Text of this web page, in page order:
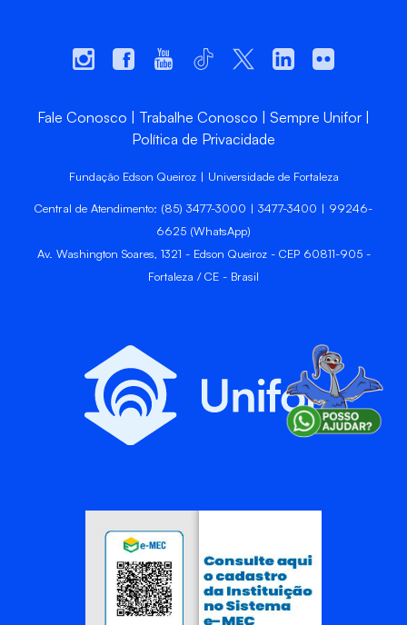
Fale Conosco Trabalhe Conosco
Sempre Unifor
Política de Privacidade
Fundação Edson Queiroz | Universidade de Fortaleza
Central de Atendimento: (85) 3477-3000 | 3477-3400 | 99246-
6625 (WhatsApp)
Av. Washington Soares, 1321 - Edson Queiroz - CEP 60811-905 -
Fortaleza / CE - Brasil